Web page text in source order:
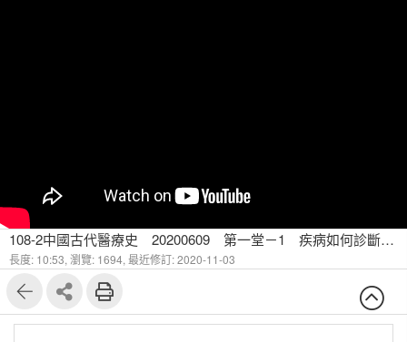
108-2中國古代醫療史 20200609 第一堂－1 疾病如何診斷－分析望色與脈診
長度: 10:53, 瀏覽: 1694, 最近修訂: 2020-11-03